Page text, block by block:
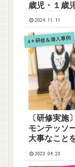
歳児・１歳
2024.11.11
4＊研修＆導入事例
〔研修実施
モンテッソ
大事なこと
2023.04.23